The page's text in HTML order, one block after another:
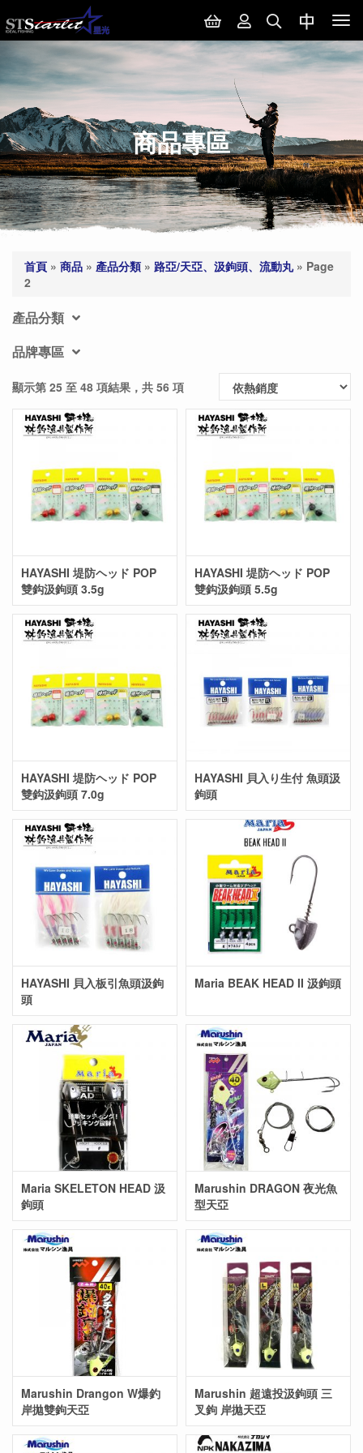
商品專區
首頁 » 商品 » 產品分類 » 路亞/天亞、汲鉤頭、流動丸» Page
2
產品分類
品牌專區
顯示第 25 至 48 項結果，共 56 項
HAYASHI 堤防ヘッド POP
雙鈎汲鉤頭 3.5g
HAYASHI 堤防ヘッド POP
雙鈎汲鉤頭 5.5g
HAYASHI 堤防ヘッド POP
雙鈎汲鉤頭 7.0g
HAYASHI 貝入り生付 魚頭汲
鉤頭
HAYASHI 貝入板引魚頭汲鉤
頭
Maria BEAK HEAD II 汲鉤頭
Maria SKELETON HEAD 汲
鉤頭
Marushin DRAGON 夜光魚
型天亞
Marushin Drangon W爆釣
岸拋雙鉤天亞
Marushin 超遠投汲鉤頭 三
叉鉤 岸拋天亞